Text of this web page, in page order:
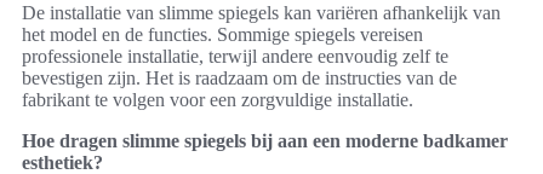
De installatie van slimme spiegels kan variëren afhankelijk van
het model en de functies. Sommige spiegels vereisen
professionele installatie, terwijl andere eenvoudig zelf te
bevestigen zijn. Het is raadzaam om de instructies van de
fabrikant te volgen voor een zorgvuldige installatie.
Hoe dragen slimme spiegels bij aan een moderne badkamer
esthetiek?